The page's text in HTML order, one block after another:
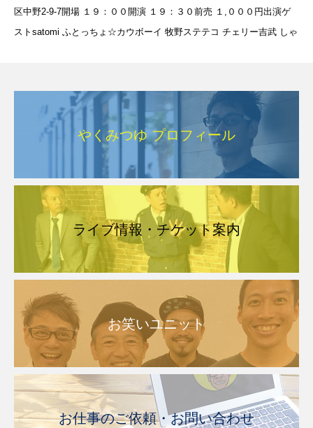
区中野2-9-7開場 １９：００開演 １９：３０前売 １,０００円出演ゲ
ストsatomi ふとっちょ☆カウボーイ 牧野ステテコ チェリー吉武 しゃ
やくみつゆ プロフィール
ライブ情報・チケット案内
お笑いユニット
お仕事のご依頼・お問い合わせ